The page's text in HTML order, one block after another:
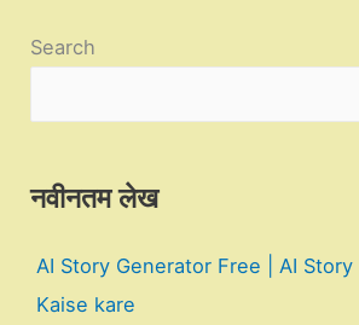
Search
नवीनतम लेख
AI Story Generator Free | AI
Kaise kare